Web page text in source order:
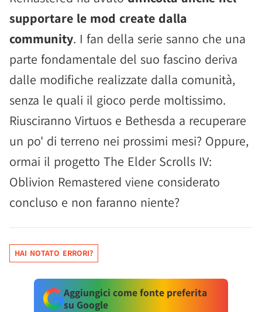
supportare le mod create dalla
community. I fan della serie sanno che una
parte fondamentale del suo fascino deriva
dalle modifiche realizzate dalla comunità,
senza le quali il gioco perde moltissimo.
Riusciranno Virtuos e Bethesda a recuperare
un po' di terreno nei prossimi mesi? Oppure,
ormai il progetto The Elder Scrolls IV:
Oblivion Remastered viene considerato
concluso e non faranno niente?
HAI NOTATO ERRORI?
Aggiungici come fonte preferita
su Google